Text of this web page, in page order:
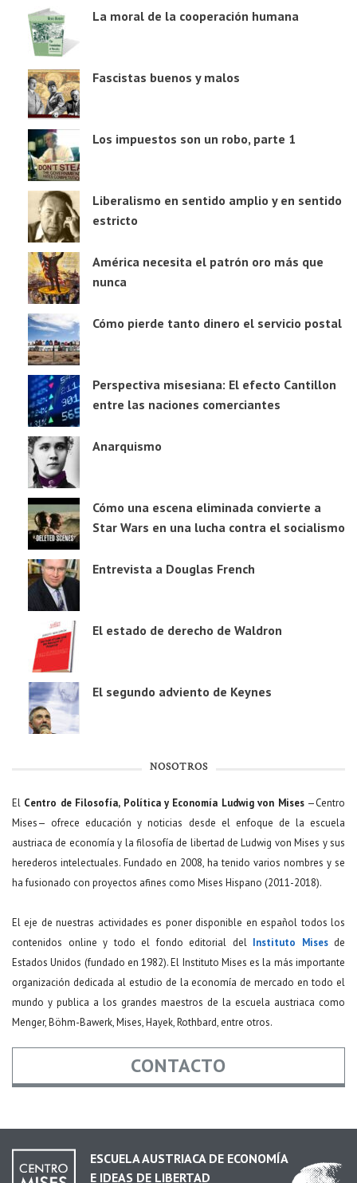
La moral de la cooperación humana
Fascistas buenos y malos
Los impuestos son un robo, parte 1
Liberalismo en sentido amplio y en sentido
estricto
América necesita el patrón oro más que
nunca
Cómo pierde tanto dinero el servicio postal
Perspectiva misesiana: El efecto Cantillon
entre las naciones comerciantes
Anarquismo
Cómo una escena eliminada convierte a
Star Wars en una lucha contra el socialismo
Entrevista a Douglas French
El estado de derecho de Waldron
El segundo adviento de Keynes
NOSOTROS
El Centro de Filosofía, Política y Economía Ludwig von Mises—Centro
Mises— ofrece educación y noticias desde el enfoque de la escuela
austriaca de economía y la filosofía de libertad de Ludwig von Mises y sus
herederos intelectuales. Fundado en 2008, ha tenido varios nombres y se
ha fusionado con proyectos afines como Mises Hispano (2011-2018).
El eje de nuestras actividades es poner disponible en español todos los
contenidos online y todo el fondo editorial del Instituto Misesde
Estados Unidos (fundado en 1982). El Instituto Mises es la más importante
organización dedicada al estudio de la economía de mercado en todo el
mundo y publica a los grandes maestros de la escuela austriaca como
Menger, Böhm-Bawerk, Mises, Hayek, Rothbard, entre otros.
CONTACTO
ESCUELA AUSTRIACA DE ECONOMÍA
E IDEAS DE LIBERTAD